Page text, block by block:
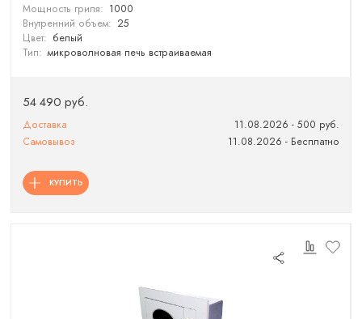
Мощность гриля: 1000
Внутренний объем: 25
Цвет: белый
Тип: микроволновая печь встраиваемая
54 490 руб.
Доставка
11.08.2026 - 500 руб.
Самовывоз
11.08.2026 - Бесплатно
КУПИТЬ